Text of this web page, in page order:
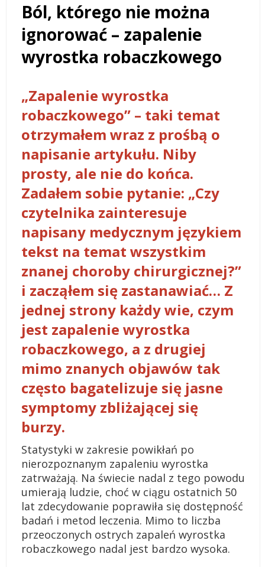
Ból, którego nie można
ignorować – zapalenie
wyrostka robaczkowego
„Zapalenie wyrostka
robaczkowego” – taki temat
otrzymałem wraz z prośbą o
napisanie artykułu. Niby
prosty, ale nie do końca.
Zadałem sobie pytanie: „Czy
czytelnika zainteresuje
napisany medycznym językiem
tekst na temat wszystkim
znanej choroby chirurgicznej?”
i zacząłem się zastanawiać… Z
jednej strony każdy wie, czym
jest zapalenie wyrostka
robaczkowego, a z drugiej
mimo znanych objawów tak
często bagatelizuje się jasne
symptomy zbliżającej się
burzy.
Statystyki w zakresie powikłań po
nierozpoznanym zapaleniu wyrostka
zatrważają. Na świecie nadal z tego powodu
umierają ludzie, choć w ciągu ostatnich 50
lat zdecydowanie poprawiła się dostępność
badań i metod leczenia. Mimo to liczba
przeoczonych ostrych zapaleń wyrostka
robaczkowego nadal jest bardzo wysoka.